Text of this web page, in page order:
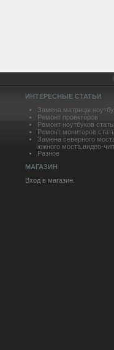
ИНТЕРЕСНЫЕ СТАТЬИ
Замена матрицы
Ремонт проекторов
Ремонт ноутбуков
Ремонт мониторов
Замена северного
южного моста,видео-
Разное
МАГАЗИН
Вход в магазин.